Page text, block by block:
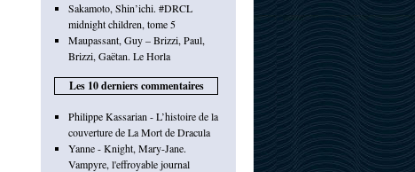
Sakamoto, Shin’ichi. #DRCL
midnight children, tome 5
Maupassant, Guy – Brizzi, Paul,
Brizzi, Gaëtan. Le Horla
Les 10 derniers commentaires
Philippe Kassarian - L’histoire de la
couverture de La Mort de Dracula
Yanne - Knight, Mary-Jane.
Vampyre, l'effroyable journal